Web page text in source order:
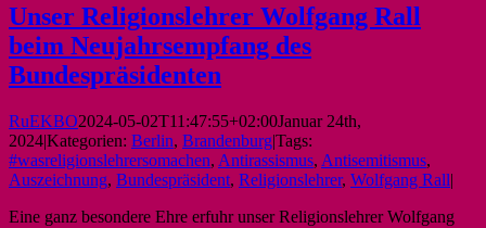
Unser Religionslehrer Wolfgang Rall
beim Neujahrsempfang des
Bundespräsidenten
RuEKBO2024-05-02T11:47:55+02:00Januar 24th,
2024|Kategorien: Berlin, Brandenburg|Tags:
#wasreligionslehrersomachen, Antirassismus, Antisemitismus,
Auszeichnung, Bundespräsident, Religionslehrer, Wolfgang Rall|
Eine ganz besondere Ehre erfuhr unser Religionslehrer Wolfgang